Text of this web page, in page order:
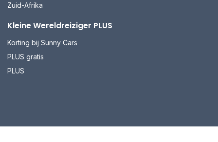
Zuid-Afrika
Kleine Wereldreiziger PLUS
Korting bij Sunny Cars
PLUS gratis
PLUS